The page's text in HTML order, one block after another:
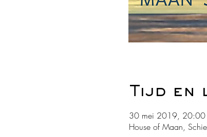
Tijd en
30 mei 2019,
House of Maan,